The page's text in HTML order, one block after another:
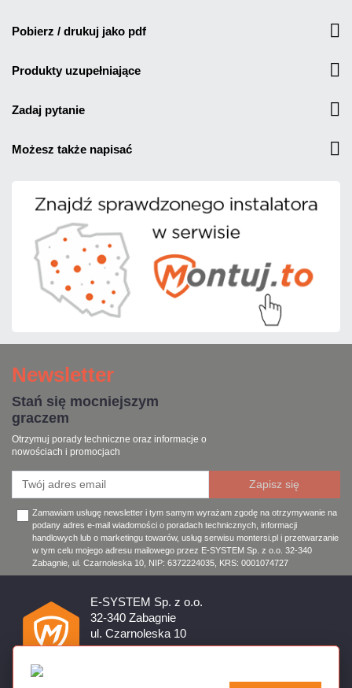
pobierz / drukuj jako pdf
produkty uzupełniające
zadaj pytanie
możesz także napisać
Newsletter
Stań się mocniejszym
graczem
Otrzymuj porady techniczne oraz informacje o
nowościach i promocjach
Zamawiam usługę newsletter i tym samym wyrażam zgodę na otrzymywanie na
podany adres e-mail wiadomości o poradach technicznych, informacji
handlowych lub o marketingu towarów, usług serwisu montersi.pl i przetwarzanie
w tym celu mojego adresu mailowego przez E-SYSTEM Sp. z o.o. 32-340
Zabagnie, ul. Czarnoleska 10, NIP: 6372224035, KRS: 0001074727
Firma czynna od poniedziałku do piątku w godzinach 8:00 –
E-SYSTEM Sp. z o.o.
32-340 Zabagnie
ul. Czarnoleska 10